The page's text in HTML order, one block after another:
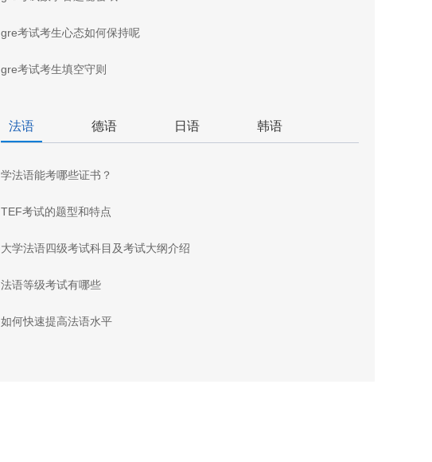
gre考试考生心态如何保持呢
gre考试考生填空守则
法语 德语 日语 韩语
学法语能考哪些证书？
TEF考试的题型和特点
大学法语四级考试科目及考试大纲介绍
法语等级考试有哪些
如何快速提高法语水平